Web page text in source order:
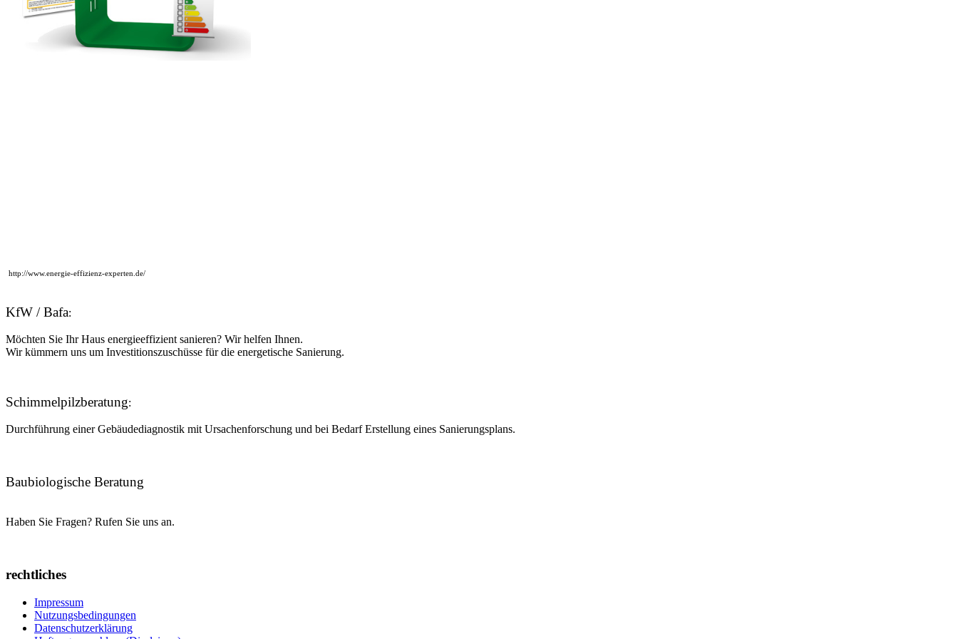
http://www.energie-effizienz-experten.de/
KfW / Bafa:
Möchten Sie Ihr Haus energieeffizient sanieren? Wir helfen Ihnen.
Wir kümmern uns um Investitionszuschüsse für die energetische Sanierung.
Schimmelpilzberatung:
Durchführung einer Gebäudediagnostik mit Ursachenforschung und bei Bedarf Erstellung eines Sanierungsplans.
Baubiologische Beratung
Haben Sie Fragen? Rufen Sie uns an.
rechtliches
Impressum
Nutzungsbedingungen
Datenschutzerklärung